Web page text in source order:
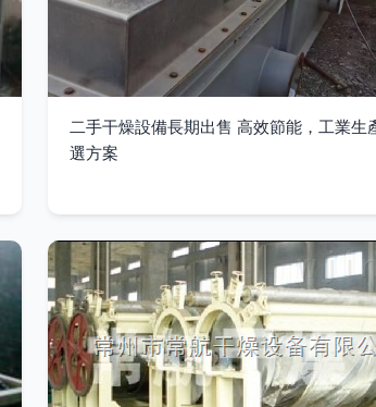
二手干燥設備長期出售 高效節能，工業生
選方案